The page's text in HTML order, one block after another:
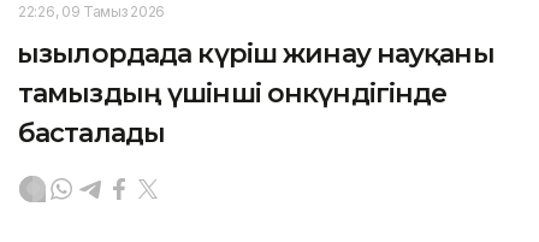
22:26, 09 Тамыз 2026
Қызылордада күріш жинау науқаны
тамыздың үшінші онкүндігінде
басталады